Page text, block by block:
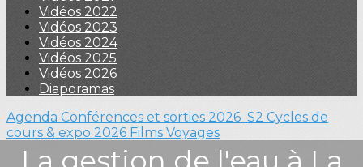
Vidéos 2022
Vidéos 2023
Vidéos 2024
Vidéos 2025
Vidéos 2026
Diaporamas
Agenda Conférences et sorties 2026_S2 Cycles de
cours & expo 2026 Films Voyages
La gestion de l'eau à La